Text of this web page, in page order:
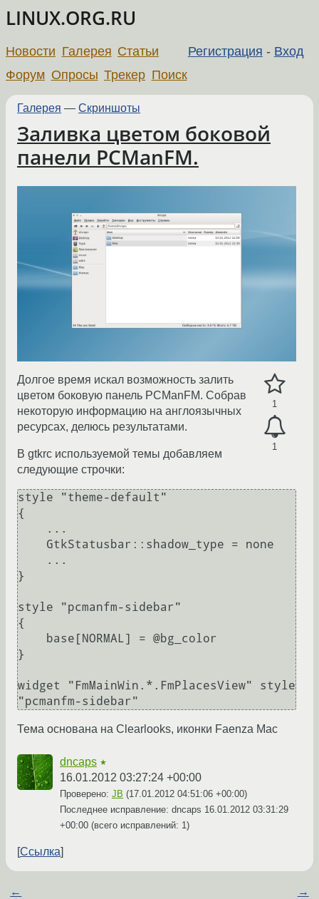
LINUX.ORG.RU
Регистрация - Вход
Новости Галерея Статьи
Форум Опросы Трекер Поиск
Галерея — Скриншоты
Заливка цветом боковой
панели PCManFM.
1
1
Долгое время искал возможность залить
цветом боковую панель PCManFM. Собрав
некоторую информацию на англоязычных
ресурсах, делюсь результатами.
В gtkrc используемой темы добавляем
следующие строчки:
style "theme-default"
{
}
style "pcmanfm-sidebar"
{
}
widget "FmMainWin.*.FmPlacesView" style
Тема основана на Clearlooks, иконки Faenza Mac
dncaps ★
16.01.2012 03:27:24 +00:00
Проверено: JB (17.01.2012 04:51:06 +00:00)
Последнее исправление: dncaps 16.01.2012 03:31:29
+00:00 (всего исправлений: 1)
Ссылка
← →